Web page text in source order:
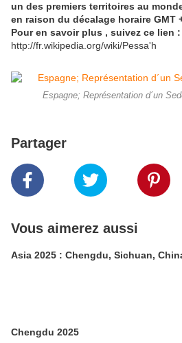
un des premiers territoires au
en raison du décalage horaire GMT
Pour en savoir plus , suivez ce lien :
http://fr.wikipedia.org/wiki/Pessa'h
Espagne; Représentation d´un
Partager
Vous aimerez aussi
Asia 2025 : Chengdu, Sichuan,
Chengdu 2025